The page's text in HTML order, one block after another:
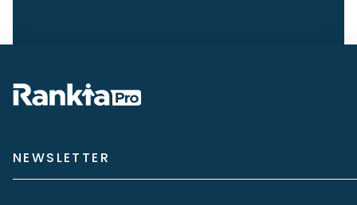
NEWSLETTER